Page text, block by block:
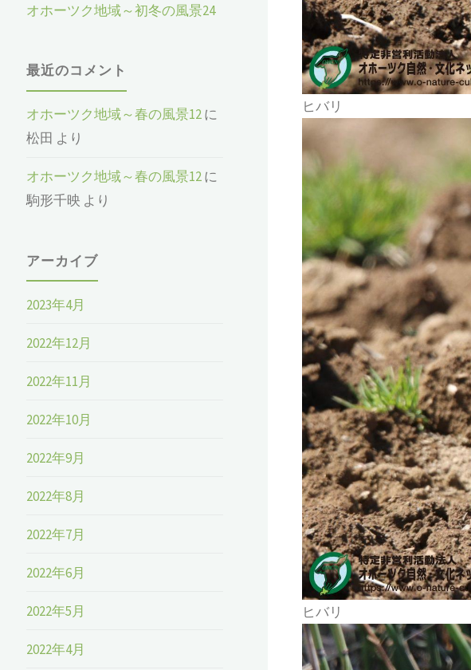
ヒバリ
ヒバリ
オホーツク地域～初冬の風景24
最近のコメント
オホーツク地域～春の風景12に
松田 より
オホーツク地域～春の風景12に
駒形千映 より
アーカイブ
2023年4月
2022年12月
2022年11月
2022年10月
2022年9月
2022年8月
2022年7月
2022年6月
2022年5月
2022年4月